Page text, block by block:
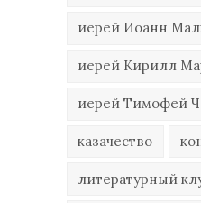
иерей Иоанн
иерей Кирилл
иерей Тимофей
казачество
литературный